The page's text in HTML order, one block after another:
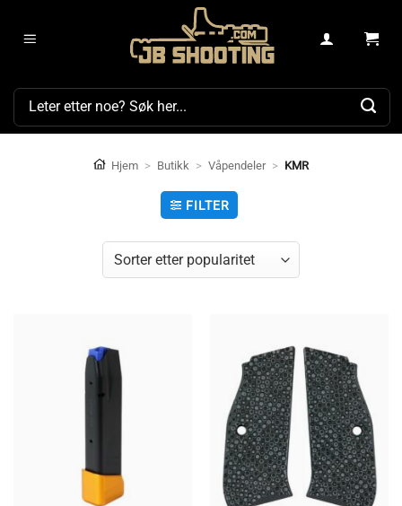
Søk
Hjem > Butikk > Våpendeler > KMR
FILTER